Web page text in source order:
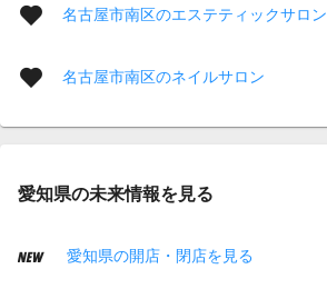
名古屋市南区のエステティックサロン
名古屋市南区のネイルサロン
愛知県の未来情報を見る
愛知県の開店・閉店を見る